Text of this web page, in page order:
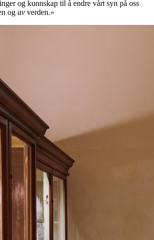
og kunnskap til å endre vårt syn på oss
og av verden.»